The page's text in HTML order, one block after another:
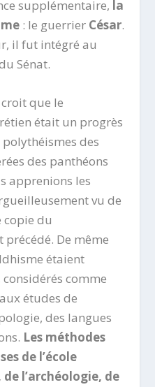
supplémentaire, la
: le guerrier César.
il fut intégré au
Sénat.
que le
était un progrès
des
des panthéons
apprenions les
vu de
copie du
De même
étaient
comme
études de
des langues
Les méthodes
de l’école
l’archéologie, de